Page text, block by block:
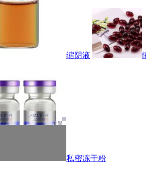
缩阴液
私密冻干粉